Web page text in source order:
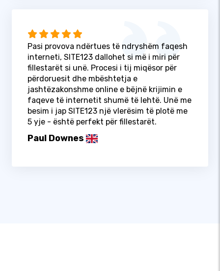
Pasi provova ndërtues të ndryshëm faqesh
interneti, SITE123 dallohet si më i miri për
fillestarët si unë. Procesi i tij miqësor për
përdoruesit dhe mbështetja e
jashtëzakonshme online e bëjnë krijimin e
faqeve të internetit shumë të lehtë. Unë me
besim i jap SITE123 një vlerësim të plotë me
5 yje - është perfekt për fillestarët.
Paul Downes